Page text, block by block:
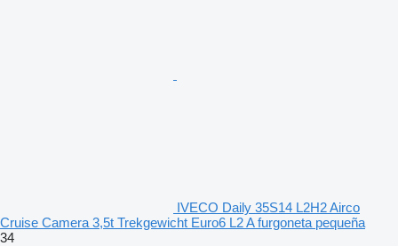
IVECO Daily 35S14 L2H2 Airco
Cruise Camera 3,5t Trekgewicht Euro6 L2 A furgoneta pequeña
34